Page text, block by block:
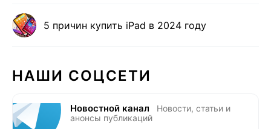
5 причин купить iPad в 2024 году
НАШИ СОЦСЕТИ
Новостной канал
Новости, статьи и
анонсы публикаций